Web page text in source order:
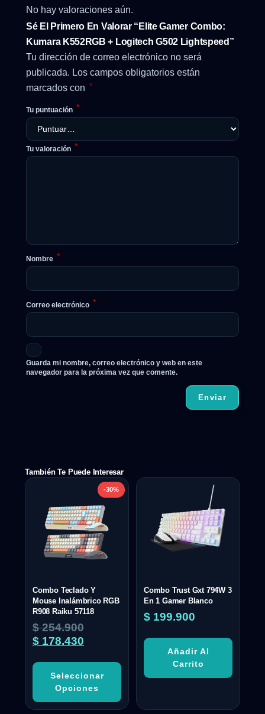
No hay valoraciones aún.
Sé El Primero En Valorar “Elite Gamer Combo:
Kumara K552RGB + Logitech G502 Lightspeed”
Tu dirección de correo electrónico no será
publicada. Los campos obligatorios están
marcados con *
Tu puntuación *
Tu valoración *
Nombre *
Correo electrónico *
Guarda mi nombre, correo electrónico y web en este
navegador para la próxima vez que comente.
También Te Puede Interesar
-30%
Combo Teclado Y
Mouse Inalámbrico RGB
R908 Raiku 57118
$254.900
$ 178.430
Seleccionar
Opciones
Combo Trust Gxt 794W 3
En 1 Gamer Blanco
$ 199.900
Añadir Al
Carrito